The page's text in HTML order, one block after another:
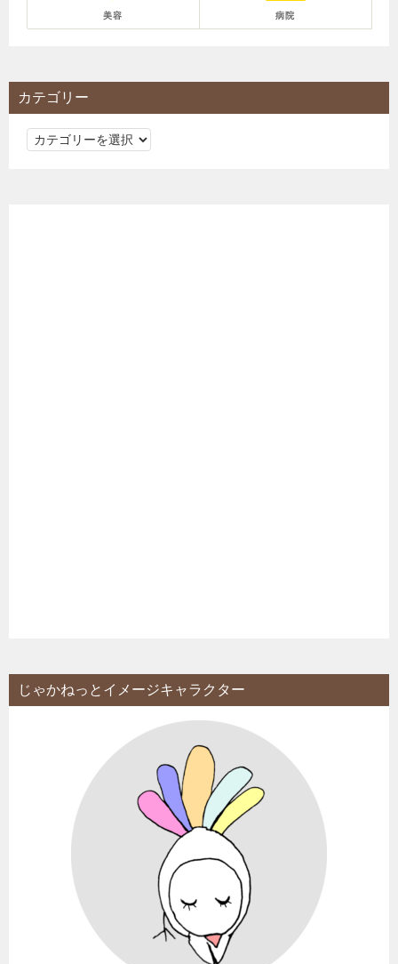
美容 病院
カテゴリー
カ
じゃかねっとイメージキャラクター